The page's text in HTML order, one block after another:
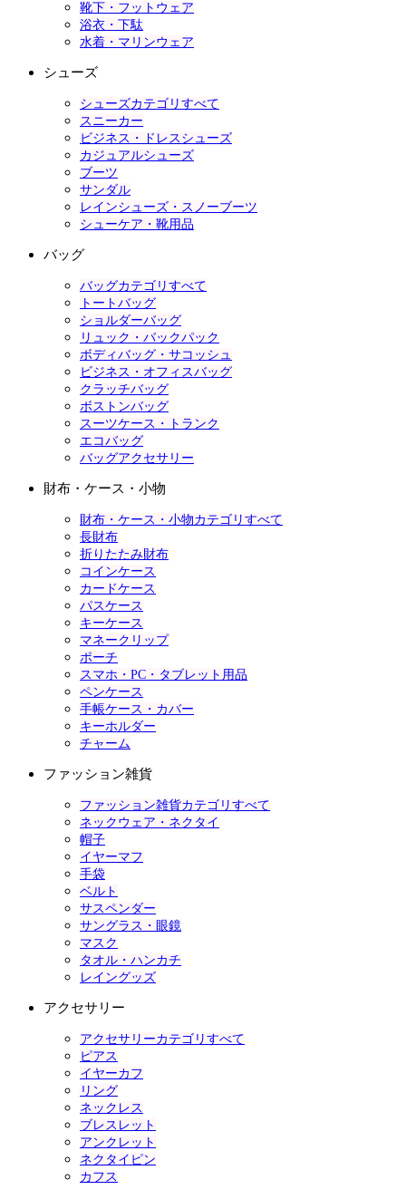
靴下・フットウェア
浴衣・下駄
水着・マリンウェア
シューズ
シューズカテゴリすべて
スニーカー
ビジネス・ドレスシューズ
カジュアルシューズ
ブーツ
サンダル
レインシューズ・スノーブーツ
シューケア・靴用品
バッグ
バッグカテゴリすべて
トートバッグ
ショルダーバッグ
リュック・バックパック
ボディバッグ・サコッシュ
ビジネス・オフィスバッグ
クラッチバッグ
ボストンバッグ
スーツケース・トランク
エコバッグ
バッグアクセサリー
財布・ケース・小物
財布・ケース・小物カテゴリすべて
長財布
折りたたみ財布
コインケース
カードケース
パスケース
キーケース
マネークリップ
ポーチ
スマホ・PC・タブレット用品
ペンケース
手帳ケース・カバー
キーホルダー
チャーム
ファッション雑貨
ファッション雑貨カテゴリすべて
ネックウェア・ネクタイ
帽子
イヤーマフ
手袋
ベルト
サスペンダー
サングラス・眼鏡
マスク
タオル・ハンカチ
レイングッズ
アクセサリー
アクセサリーカテゴリすべて
ピアス
イヤーカフ
リング
ネックレス
ブレスレット
アンクレット
ネクタイピン
カフス